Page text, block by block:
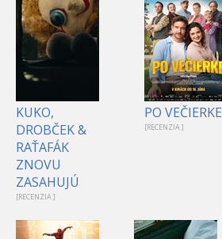
KUKO,
DROBČEK &
RAŤAFÁK
ZNOVU
ZASAHUJÚ
[RECENZIA ]
PO VEČIERKE
[RECENZIA ]